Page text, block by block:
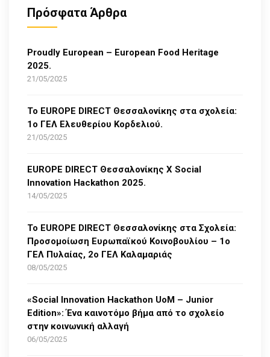
Πρόσφατα Άρθρα
Proudly European – European Food Heritage
2025.
21/05/2025
Το EUROPE DIRECT Θεσσαλονίκης στα σχολεία:
1ο ΓΕΛ Ελευθερίου Κορδελιού.
21/05/2025
EUROPE DIRECT Θεσσαλονίκης Χ Social
Innovation Hackathon 2025.
14/05/2025
Το EUROPE DIRECT Θεσσαλονίκης στα Σχολεία:
Προσομοίωση Ευρωπαϊκού Κοινοβουλίου – 1ο
ΓΕΛ Πυλαίας, 2ο ΓΕΛ Καλαμαριάς
08/05/2025
«Social Innovation Hackathon UoM – Junior
Edition»: Ένα καινοτόμο βήμα από το σχολείο
στην κοινωνική αλλαγή
06/05/2025